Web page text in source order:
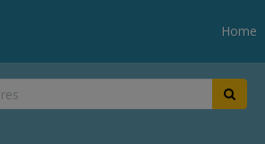
Home